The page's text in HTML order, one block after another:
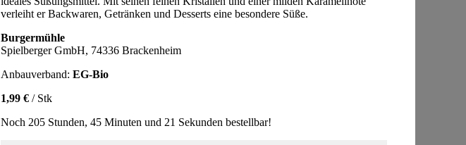
verleiht er Backwaren, Getränken und Desserts eine besondere Süße.
Burgermühle
Spielberger GmbH, 74336 Brackenheim
Anbauverband: EG-Bio
1,99 € / Stk
Noch 205 Stunden, 45 Minuten und 21 Sekunden bestellbar!